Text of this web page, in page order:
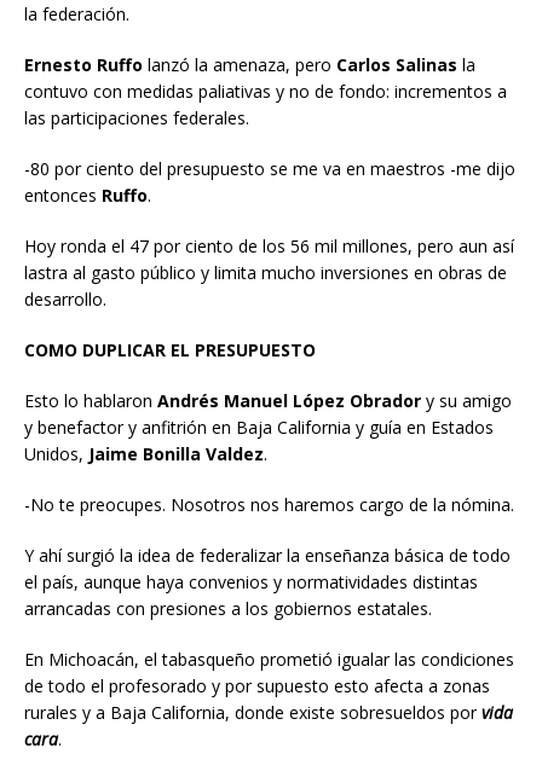
la federación.
Ernesto Ruffo lanzó la amenaza, pero Carlos Salinas la
contuvo con medidas paliativas y no de fondo: incrementos a
las participaciones federales.
-80 por ciento del presupuesto se me va en maestros -me dijo
entonces Ruffo.
Hoy ronda el 47 por ciento de los 56 mil millones, pero aun así
lastra al gasto público y limita mucho inversiones en obras de
desarrollo.
COMO DUPLICAR EL PRESUPUESTO
Esto lo hablaron Andrés Manuel López Obrador y su amigo
y benefactor y anfitrión en Baja California y guía en Estados
Unidos, Jaime Bonilla Valdez.
-No te preocupes. Nosotros nos haremos cargo de la nómina.
Y ahí surgió la idea de federalizar la enseñanza básica de todo
el país, aunque haya convenios y normatividades distintas
arrancadas con presiones a los gobiernos estatales.
En Michoacán, el tabasqueño prometió igualar las condiciones
de todo el profesorado y por supuesto esto afecta a zonas
rurales y a Baja California, donde existe sobresueldos porvida
cara.